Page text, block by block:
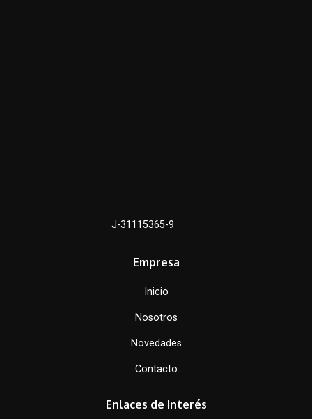
J-31115365-9
Empresa
Inicio
Nosotros
Novedades
Contacto
Enlaces de Interés